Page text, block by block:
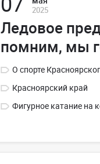
2025
Ледовое
помним, мы
О спорте
Красноярский край
Фигурное катание на